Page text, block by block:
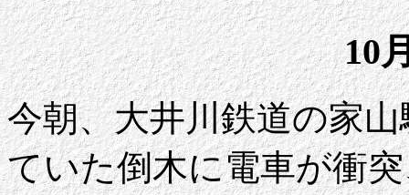
10
今朝、大井川鉄道の家
ていた倒木に電車が衝